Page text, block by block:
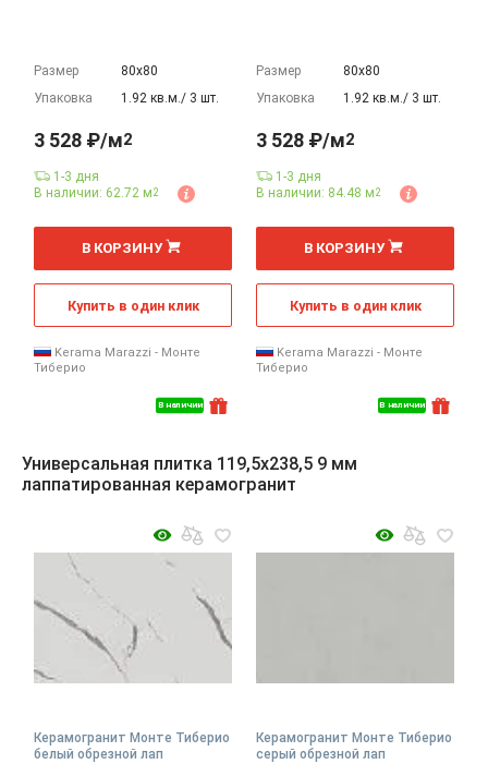
Размер
80х80
Упаковка
1.92 кв.м./ 3 шт.
В наличии
3 528 ₽/м2
1-3 дня
В наличии: 62.72 м2
м
В КОРЗИНУ
Купить в один клик
Kerama Marazzi - Монте
Тиберио
Размер
80х80
Упаковка
1.92 кв.м./ 3 шт.
В наличии
3 528 ₽/м2
1-3 дня
В наличии: 84.48 м2
м
В КОРЗИНУ
Купить в один клик
Kerama Marazzi - Монте
Тиберио
Универсальная плитка 119,5x238,5 9 мм
лаппатированная керамогранит
Керамогранит Монте Тиберио
белый обрезной лап
Керамогранит Монте Тиберио
серый обрезной лап